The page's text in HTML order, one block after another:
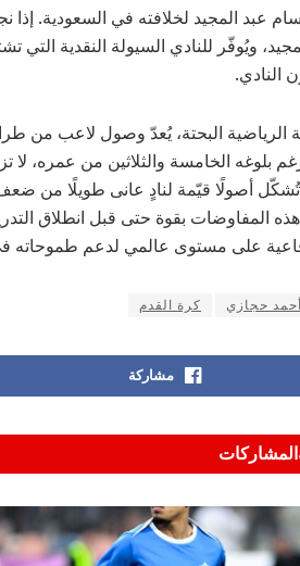
عبد المجيد لخلافته في السعودية. إذا
ويُوفّر للنادي السيولة النقدية التي
النادي.
الرياضية البحتة، يُعدّ وصول لاعب من
بلوغه الخامسة والثلاثين من عمره، لا
تُشكّل أصولًا قيّمة لنادٍ عانى طويلًا من
المفاوضات بقوة حتى قبل انطلاق
على مستوى عالمي لدعم طموحاته في
أحمد حجازي كرة القدم
مشاركة
المشاركات